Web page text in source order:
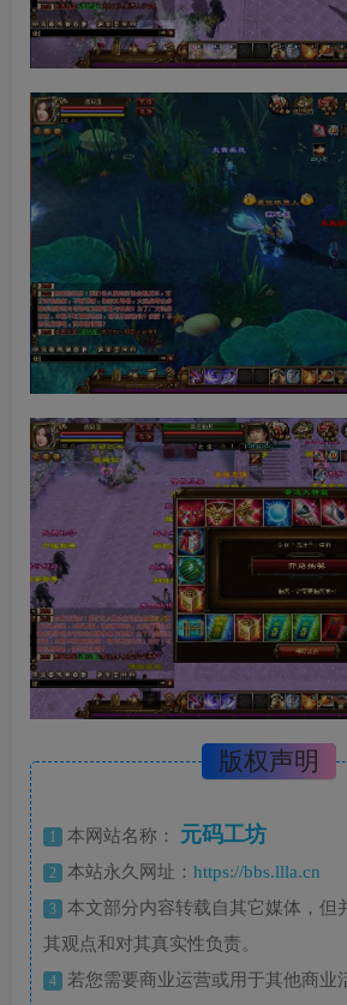
版权声明
1 本网站名称： 元码工坊
2 本站永久网址： https://bbs.llla.cn
3
本文部分内容转载自其它媒体，但
其观点和对其真实性负责。
4
若您需要商业运营或用于其他商业